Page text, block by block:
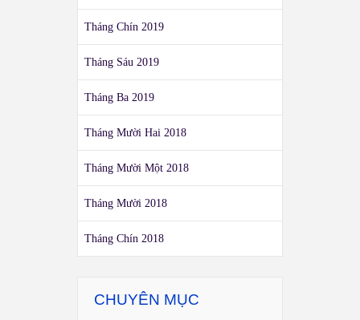
Tháng Chín 2019
Tháng Sáu 2019
Tháng Ba 2019
Tháng Mười Hai 2018
Tháng Mười Một 2018
Tháng Mười 2018
Tháng Chín 2018
CHUYÊN MỤC